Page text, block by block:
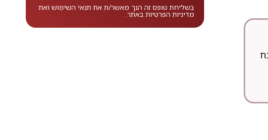
בשליחת טופס זה הנך מאשר/ת את תנאי השימושואת
מדיניות הפרטיותבאתר.